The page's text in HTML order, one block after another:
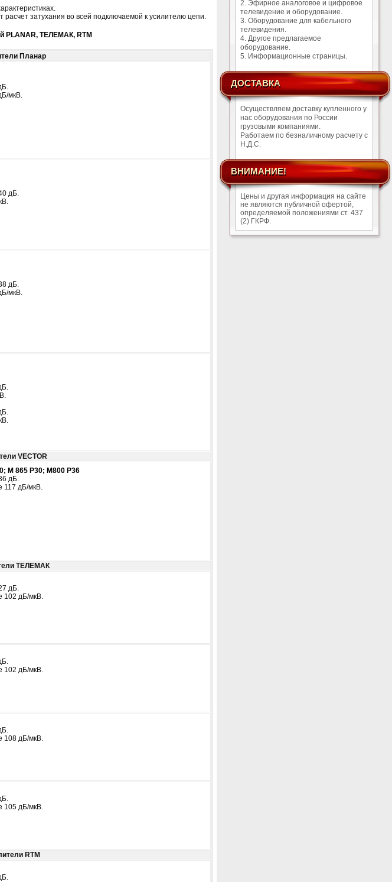
затухания во всей подключаемой к усилителю цепи.
PLANAR, ТЕЛЕМАК, RTM
Планар
.
мкВ.
дБ.
дБ.
мкВ.
.
VECTOR
М 865 Р30; M800 P36
дБ.
117 дБ/мкВ.
ТЕЛЕМАК
дБ.
102 дБ/мкВ.
102 дБ/мкВ.
.
108 дБ/мкВ.
105 дБ/мкВ.
RTM
2. Эфирное аналоговое и цифровое
телевидение и оборудование.
3. Оборудование для кабельного
телевидения.
4. Другое предлагаемое
оборудование.
5. Информационные страницы.
ДОСТАВКА
Осуществляем доставку купленного у
нас оборудования по России
грузовыми компаниями.
Работаем по безналичному расчету с
Н.Д.С.
ВНИМАНИЕ!
Цены и другая информация на сайте
не являются публичной офертой,
определяемой положениями ст. 437
(2) ГКРФ.